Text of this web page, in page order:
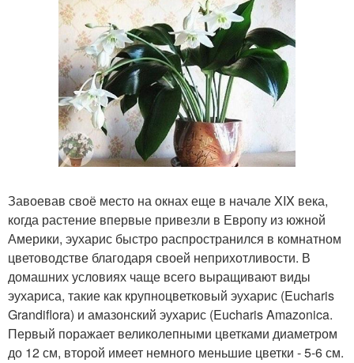
Завоевав своё место на окнах еще в начале XIX века,
когда растение впервые привезли в Европу из южной
Америки, эухарис быстро распространился в комнатном
цветоводстве благодаря своей неприхотливости. В
домашних условиях чаще всего выращивают виды
эухариса, такие как крупноцветковый эухарис (Eucharis
Grandiflora) и амазонский эухарис (Eucharis Amazonica.
Первый поражает великолепными цветками диаметром
до 12 см, второй имеет немного меньшие цветки - 5-6 см.